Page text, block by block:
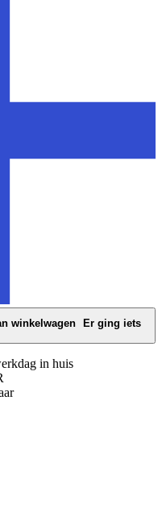
winkelwagen
Er ging iets
in huis